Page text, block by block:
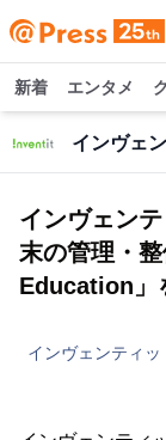
新着 エンタメ
インヴェ
インヴェン
末の管理・
Education」
インヴェンティッ